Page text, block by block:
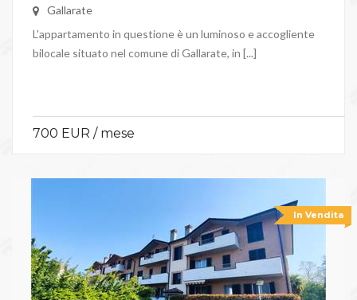
Gallarate
L'appartamento in questione è un luminoso e accogliente
bilocale situato nel comune di Gallarate, in [...]
700 EUR / mese
In Vendita